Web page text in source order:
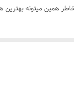
همین میتونه بهترین